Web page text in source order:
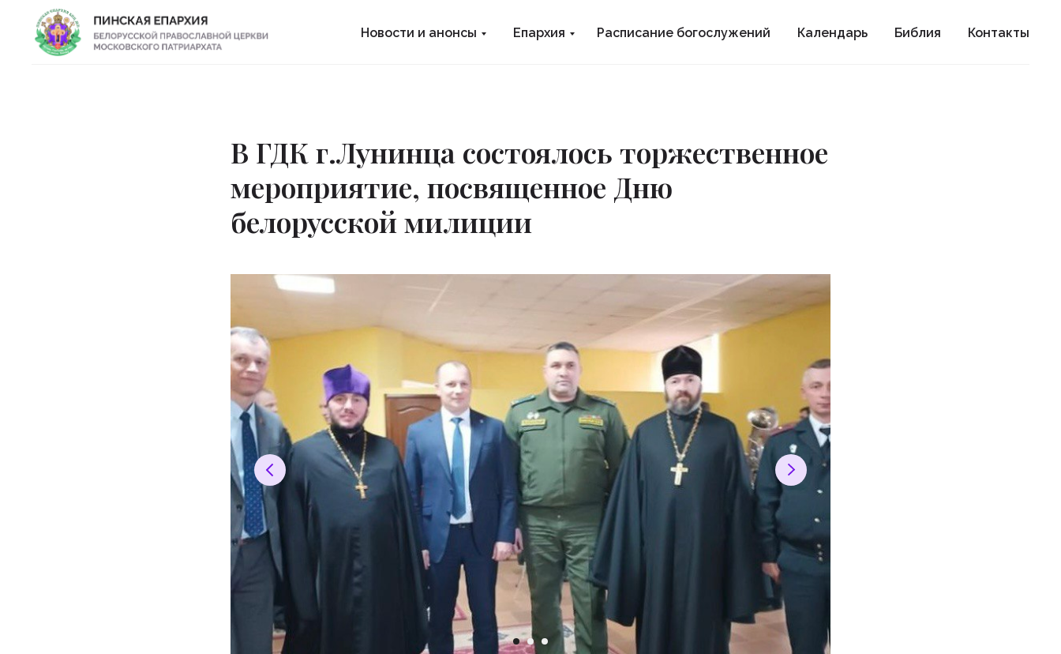
Новости и анонсы Епархия Расписание богослужений Календарь Библия Контакты
В ГДК г.Лунинца состоялось торжественное
мероприятие, посвященное Дню
белорусской милиции